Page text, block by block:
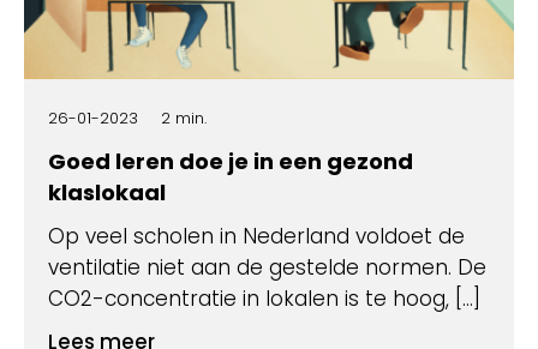
26-01-2023 2 min.
Goed leren doe je in een gezond
klaslokaal
Op veel scholen in Nederland voldoet de
ventilatie niet aan de gestelde normen. De
CO2-concentratie in lokalen is te hoog, […]
Lees meer